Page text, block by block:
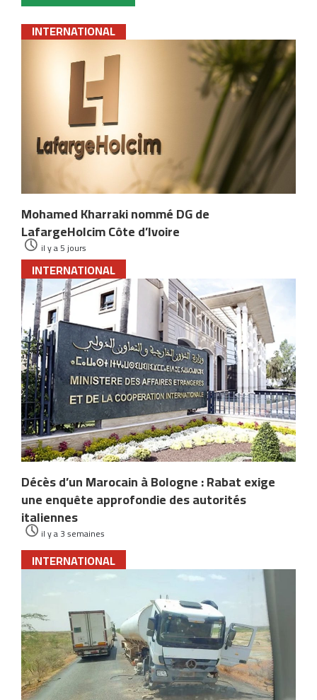
INTERNATIONAL
Mohamed Kharraki nommé DG de
LafargeHolcim Côte d’Ivoire
il y a 5 jours
INTERNATIONAL
Décès d’un Marocain à Bologne : Rabat exige
une enquête approfondie des autorités
italiennes
il y a 3 semaines
INTERNATIONAL